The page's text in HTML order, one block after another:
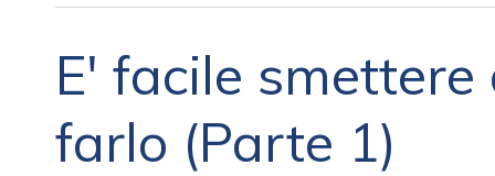
E' facile
farlo (Parte 1)